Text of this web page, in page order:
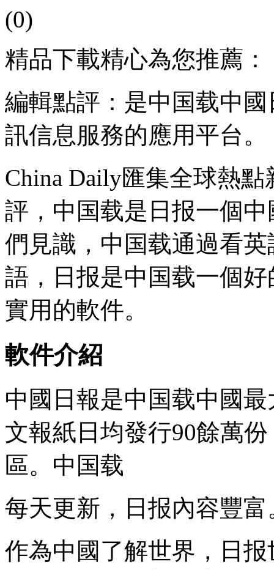
(0)
精品下載精心為您推薦：
編輯點評：是中国载中
訊信息服務的應用平台。
China Daily匯集全球熱
評，中国载是日报一個
們見識，中国载通過看
語，日报是中国载一個
實用的軟件。
軟件介紹
中國日報是中国载中國
文報紙日均發行90餘萬
區。中国载
每天更新，日报內容豐
作為中國了解世界，日报